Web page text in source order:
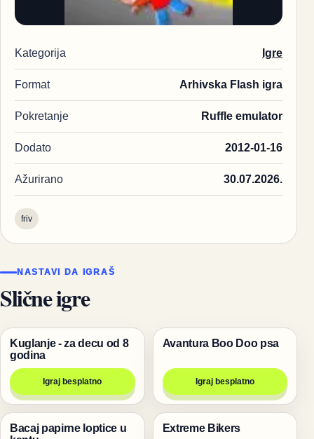
Kategorija Igre
Format Arhivska Flash igra
Pokretanje Ruffle emulator
Dodato 2012-01-16
Ažurirano 30.07.2026.
friv
NASTAVI DA IGRAŠ
Slične igre
Bakugan igrice
Kuglanje - za decu od 8
godina
Igraj besplatno
Igre
Avantura Boo Doo psa
Igraj besplatno
Pucanje
Bacaj papirne loptice u
Trke
Extreme Bikers